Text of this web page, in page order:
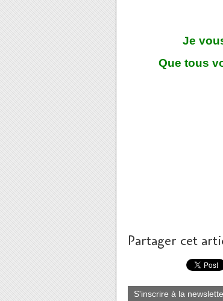
Je
Que tous
Partager cet
S'inscrire à la